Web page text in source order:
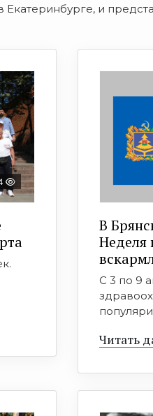
и
В
Неделя
С 3 по 9
Читать